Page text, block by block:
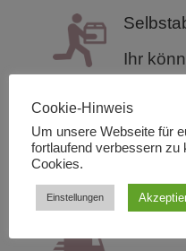
Ihr
unserem
Cookie-Hinweis
Um unsere Webseite für
fortlaufend verbessern zu
Cookies.
Einstellungen